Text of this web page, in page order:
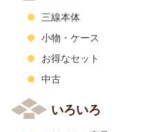
三線本体
小物・ケース
お得なセット
中古
いろいろ